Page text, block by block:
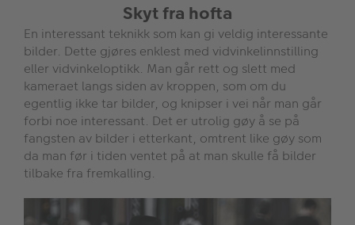
Skyt fra hofta
En interessant teknikk som kan gi veldig interessante
bilder. Dette gjøres enklest med vidvinkelinnstilling
eller vidvinkeloptikk. Man går rett og slett med
kameraet langs siden av kroppen, som om du
egentlig ikke tar bilder, og knipser i vei når man går
forbi noe interessant. Det er utrolig gøy å se på
fangsten av bilder i etterkant, omtrent like gøy som
da man før i tiden ventet på at man skulle få bilder
tilbake fra fremkalling.